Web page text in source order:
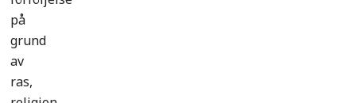
på
grund
av
ras,